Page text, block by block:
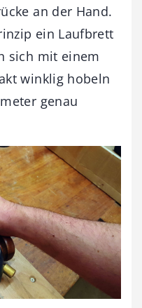
an der Hand.
ein Laufbrett
sich mit einem
winklig hobeln
genau